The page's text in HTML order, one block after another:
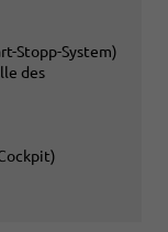
Stopp-System)
des